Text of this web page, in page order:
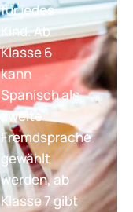
für jedes
Kind. Ab
Klasse 6
kann
Spanisch als
zweite
Fremdsprache
gewählt
werden, ab
Klasse 7 gibt